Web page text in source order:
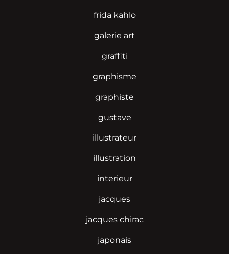
frida kahlo
galerie art
graffiti
graphisme
graphiste
gustave
illustrateur
illustration
interieur
jacques
jacques chirac
japonais